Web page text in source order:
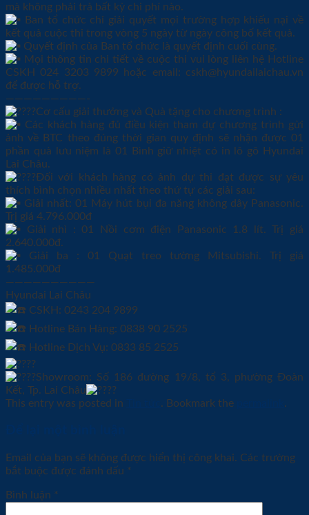
mà không phải trả bất kỳ chi phí nào.
Ban tổ chức chỉ giải quyết mọi trường hợp khiếu nại về
kết quả cuộc thi trong vòng 5 ngày từ ngày công bố kết quả.
Quyết định của Ban tổ chức là quyết định cuối cùng.
Mọi thông tin chi tiết về cuộc thi vui lòng liên hệ Hotline
CSKH 024 3203 9899 hoặc email: cskh@hyundailaichau.vn
để được hỗ trợ.
—————————-
Cơ cấu giải thưởng và Quà tặng cho chương trình :
Các khách hàng đủ điều kiện tham dự chương trình gửi
ảnh về BTC theo đúng thời gian quy định sẽ nhận được 01
phần quà lưu niệm là 01 Bình giữ nhiệt có in lô gô Hyundai
Lai Châu.
Đối với khách hàng có ảnh dự thi đạt được sự yêu
thích bình chọn nhiều nhất theo thứ tự các giải sau:
Giải nhất: 01 Máy hút bụi đa năng không dây Panasonic.
Trị giá 4.796.000đ
Giải nhì : 01 Nồi cơm điện Panasonic 1.8 lít. Trị giá
2.640.000đ.
Giải ba : 01 Quạt treo tường Mitsubishi. Trị giá
1.485.000đ
——————————
Hyundai Lai Châu
CSKH: 0243 204 9899
Hotline Bán Hàng: 0838 90 2525
Hotline Dịch Vụ: 0833 85 2525
Showroom: Số 186 đường 19/8, tổ 3, phường Đoàn
Kết, Tp. Lai Châu
This entry was posted in
. Bookmark the .
Email của bạn sẽ không được hiển thị công khai. Các trường
bắt buộc được đánh dấu *
Bình luận *